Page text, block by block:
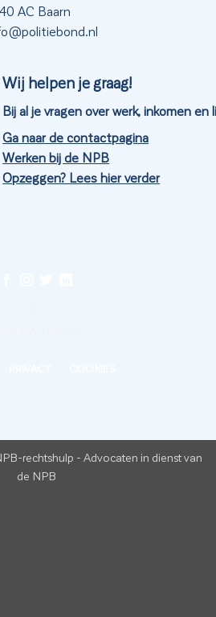
AC Baarn
Wij helpen je graag!
Bij al je vragen over werk, inkomen en
Ga naar de contactpagina
Werken bij de NPB
Opzeggen? Lees hier verder
rechtshulp - Advocaten in dienst van
de NPB